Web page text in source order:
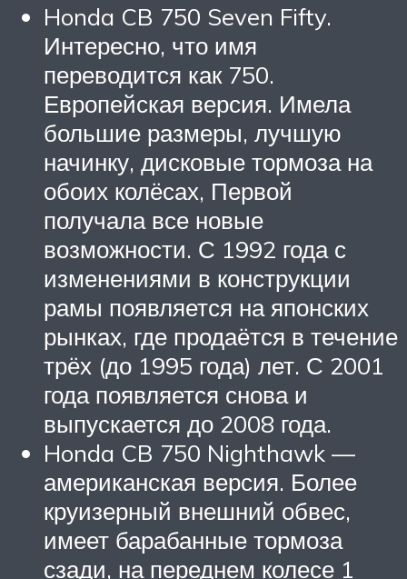
Honda CB 750 Seven Fifty.
Интересно, что имя
переводится как 750.
Европейская версия. Имела
большие размеры, лучшую
начинку, дисковые тормоза на
обоих колёсах, Первой
получала все новые
возможности. С 1992 года с
изменениями в конструкции
рамы появляется на японских
рынках, где продаётся в течение
трёх (до 1995 года) лет. С 2001
года появляется снова и
выпускается до 2008 года.
Honda CB 750 Nighthawk —
американская версия. Более
круизерный внешний обвес,
имеет барабанные тормоза
сзади, на переднем колесе 1